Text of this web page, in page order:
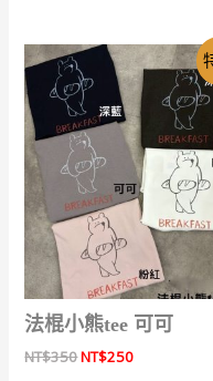
有
多
種
款
式。
在
品
頁
面
選
法棍小熊tee 可可
NT$350原
NT$250目